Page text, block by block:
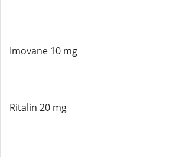
Imovane 10 mg
Ritalin 20 mg